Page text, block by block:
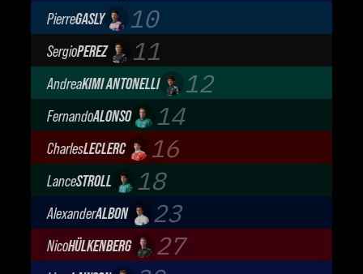
Oracle Red Bull Racing
PierreGASLY 10
BWT Alpine Formula One Team
SergioPEREZ 11
Cadillac Formula 1 Team
AndreaKIMI ANTONELLI 12
Mercedes-AMG Petronas F1 Team
FernandoALONSO 14
Aston Martin Aramco F1 Team
CharlesLECLERC 16
Scuderia Ferrari
LanceSTROLL 18
Aston Martin Aramco F1 Team
AlexanderALBON 23
Atlassian Williams F1 Team
NicoHÜLKENBERG 27
Audi Revolut F1 Team